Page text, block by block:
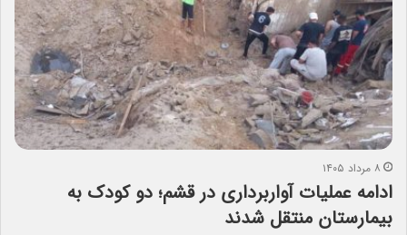
۸ مرداد ۱۴۰۵
ادامه عملیات آواربرداری در قشم؛ دو کودک به
بیمارستان منتقل شدند